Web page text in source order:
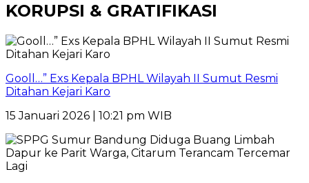
KORUPSI & GRATIFIKASI
Gooll…” Exs Kepala BPHL Wilayah II Sumut Resmi
Ditahan Kejari Karo
15 Januari 2026 | 10:21 pm WIB